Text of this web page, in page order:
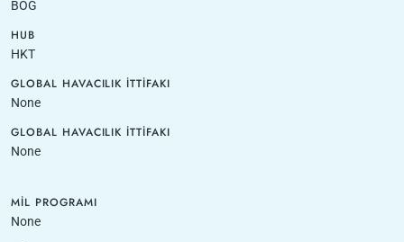
BOG
HUB
HKT
GLOBAL HAVACILIK İTTIFAKI
None
GLOBAL HAVACILIK İTTIFAKI
None
MIL PROGRAMI
None